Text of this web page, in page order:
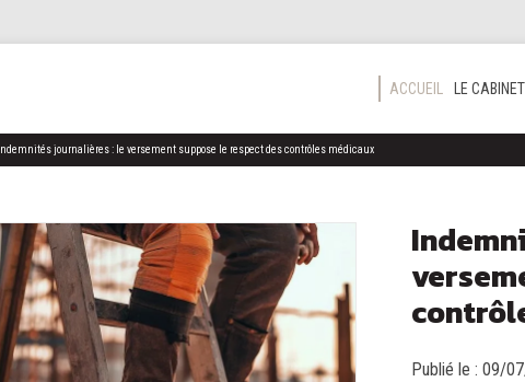
ACCUEIL LE CABINET
Indemnités journalières : le versement suppose le respect des contrôles médicaux
Publié le : 09/